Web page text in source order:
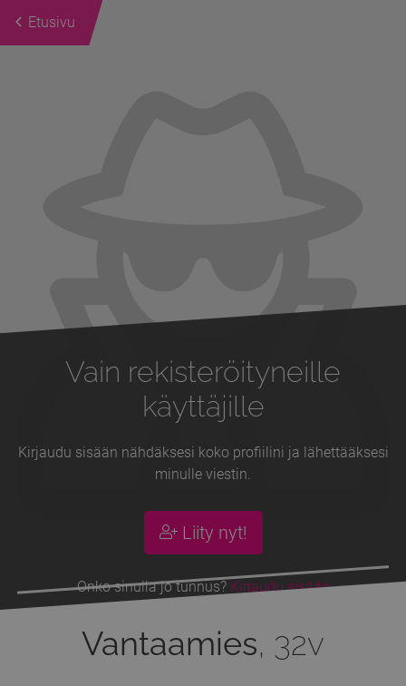
Etusivu
Vain rekisteröityneille
käyttäjille
Kirjaudu sisään nähdäksesi koko profiilini ja lähettääksesi
minulle viestin.
Liity nyt!
Onko sinulla jo tunnus? Kirjaudu sisään
Vantaamies, 32v